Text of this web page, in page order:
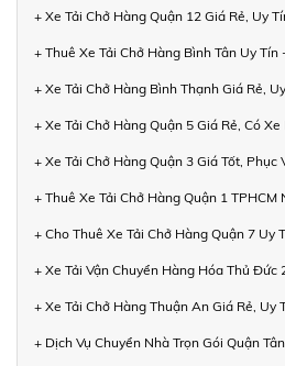
+ Xe Tải Chở Hàng Quận 12 Giá Rẻ, Uy
+ Thuê Xe Tải Chở Hàng Bình Tân Uy
+ Xe Tải Chở Hàng Bình Thạnh Giá Rẻ,
+ Xe Tải Chở Hàng Quận 5 Giá Rẻ, Có
+ Xe Tải Chở Hàng Quận 3 Giá Tốt, Phục
+ Thuê Xe Tải Chở Hàng Quận 1 TPHCM
+ Cho Thuê Xe Tải Chở Hàng Quận 7 Uy
+ Xe Tải Vận Chuyển Hàng Hóa Thủ Đức
+ Xe Tải Chở Hàng Thuận An Giá Rẻ, Uy
+ Dịch Vụ Chuyển Nhà Trọn Gói Quận